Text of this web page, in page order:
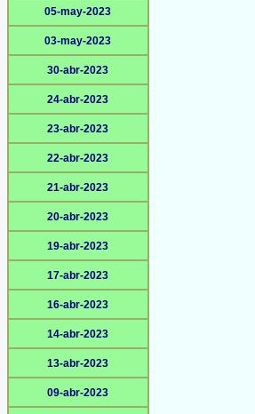
05-may-2023
03-may-2023
30-abr-2023
24-abr-2023
23-abr-2023
22-abr-2023
21-abr-2023
20-abr-2023
19-abr-2023
17-abr-2023
16-abr-2023
14-abr-2023
13-abr-2023
09-abr-2023